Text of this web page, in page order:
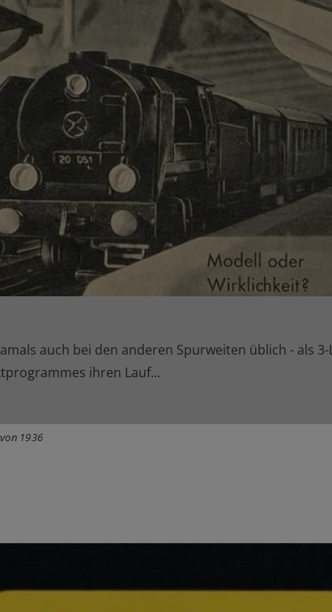
auch bei den anderen Spurweiten üblich - als
ihren Lauf...
1936